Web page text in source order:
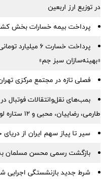
در توزیع ارز اربعین
پرداخت بیمه خسارات بخش
پرداخت خسارت ۶
«بهینه‌سازان سبز جم»
فصلی تازه در مجتمع مرکزی
بمب‌های نقل‌وانتقالات فوتبال
طارمی، رضاییان، محبی و ۱۲ ستاره لو رفت
سیر تا پیاز سهم ایران از دریای
بازگشت رسمی محسن مسلمان